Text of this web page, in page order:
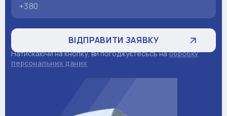
Натискаючи на кнопку, ви погоджуєтесьсь наобробку
персональних даних